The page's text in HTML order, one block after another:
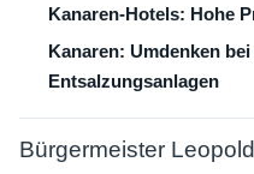
Kanaren-Hotels: Hohe
Kanaren: Umdenken
Entsalzungsanlagen
Bürgermeister